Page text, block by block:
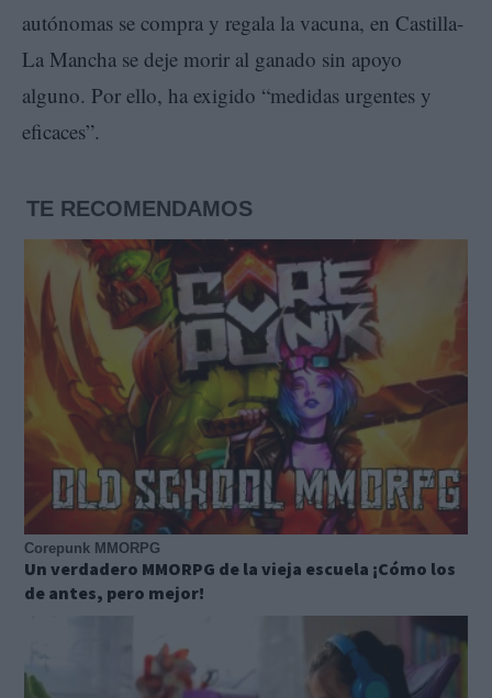
autónomas se compra y regala la vacuna, en Castilla-
La Mancha se deje morir al ganado sin apoyo
alguno. Por ello, ha exigido “medidas urgentes y
eficaces”.
TE RECOMENDAMOS
Corepunk MMORPG
Un verdadero MMORPG de la vieja escuela ¡Cómo los
de antes, pero mejor!